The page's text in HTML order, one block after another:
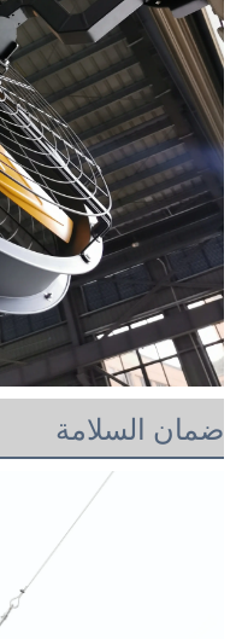
ضمان السلامة